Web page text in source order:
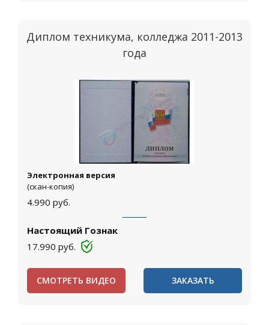
Диплом техникума, колледжа 2011-2013
года
Электронная версия
(скан-копия)
4.990 руб.
Настоящий Гознак
17.990 руб.
СМОТРЕТЬ ВИДЕО ЗАКАЗАТЬ